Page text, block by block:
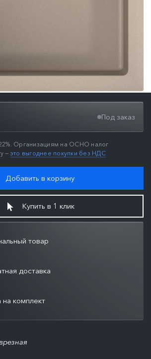
Под заказ
Организациям на ОСНО налог
— это выгоднее покупки без НДС
Добавить в корзину
Купить в 1 клик
товар
доставка
на комплект